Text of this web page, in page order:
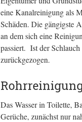
eine Kanalreinigung als
Schäden. Die gängigste
an dem sich eine
passiert. Ist der
zurückgezogen.
Das Wasser in Toilette,
Gerüche, zunächst nur